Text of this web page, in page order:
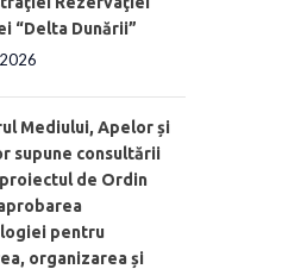
“Delta Dunării”
Mediului, Apelor și
supune consultării
de Ordin
pentru
organizarea și